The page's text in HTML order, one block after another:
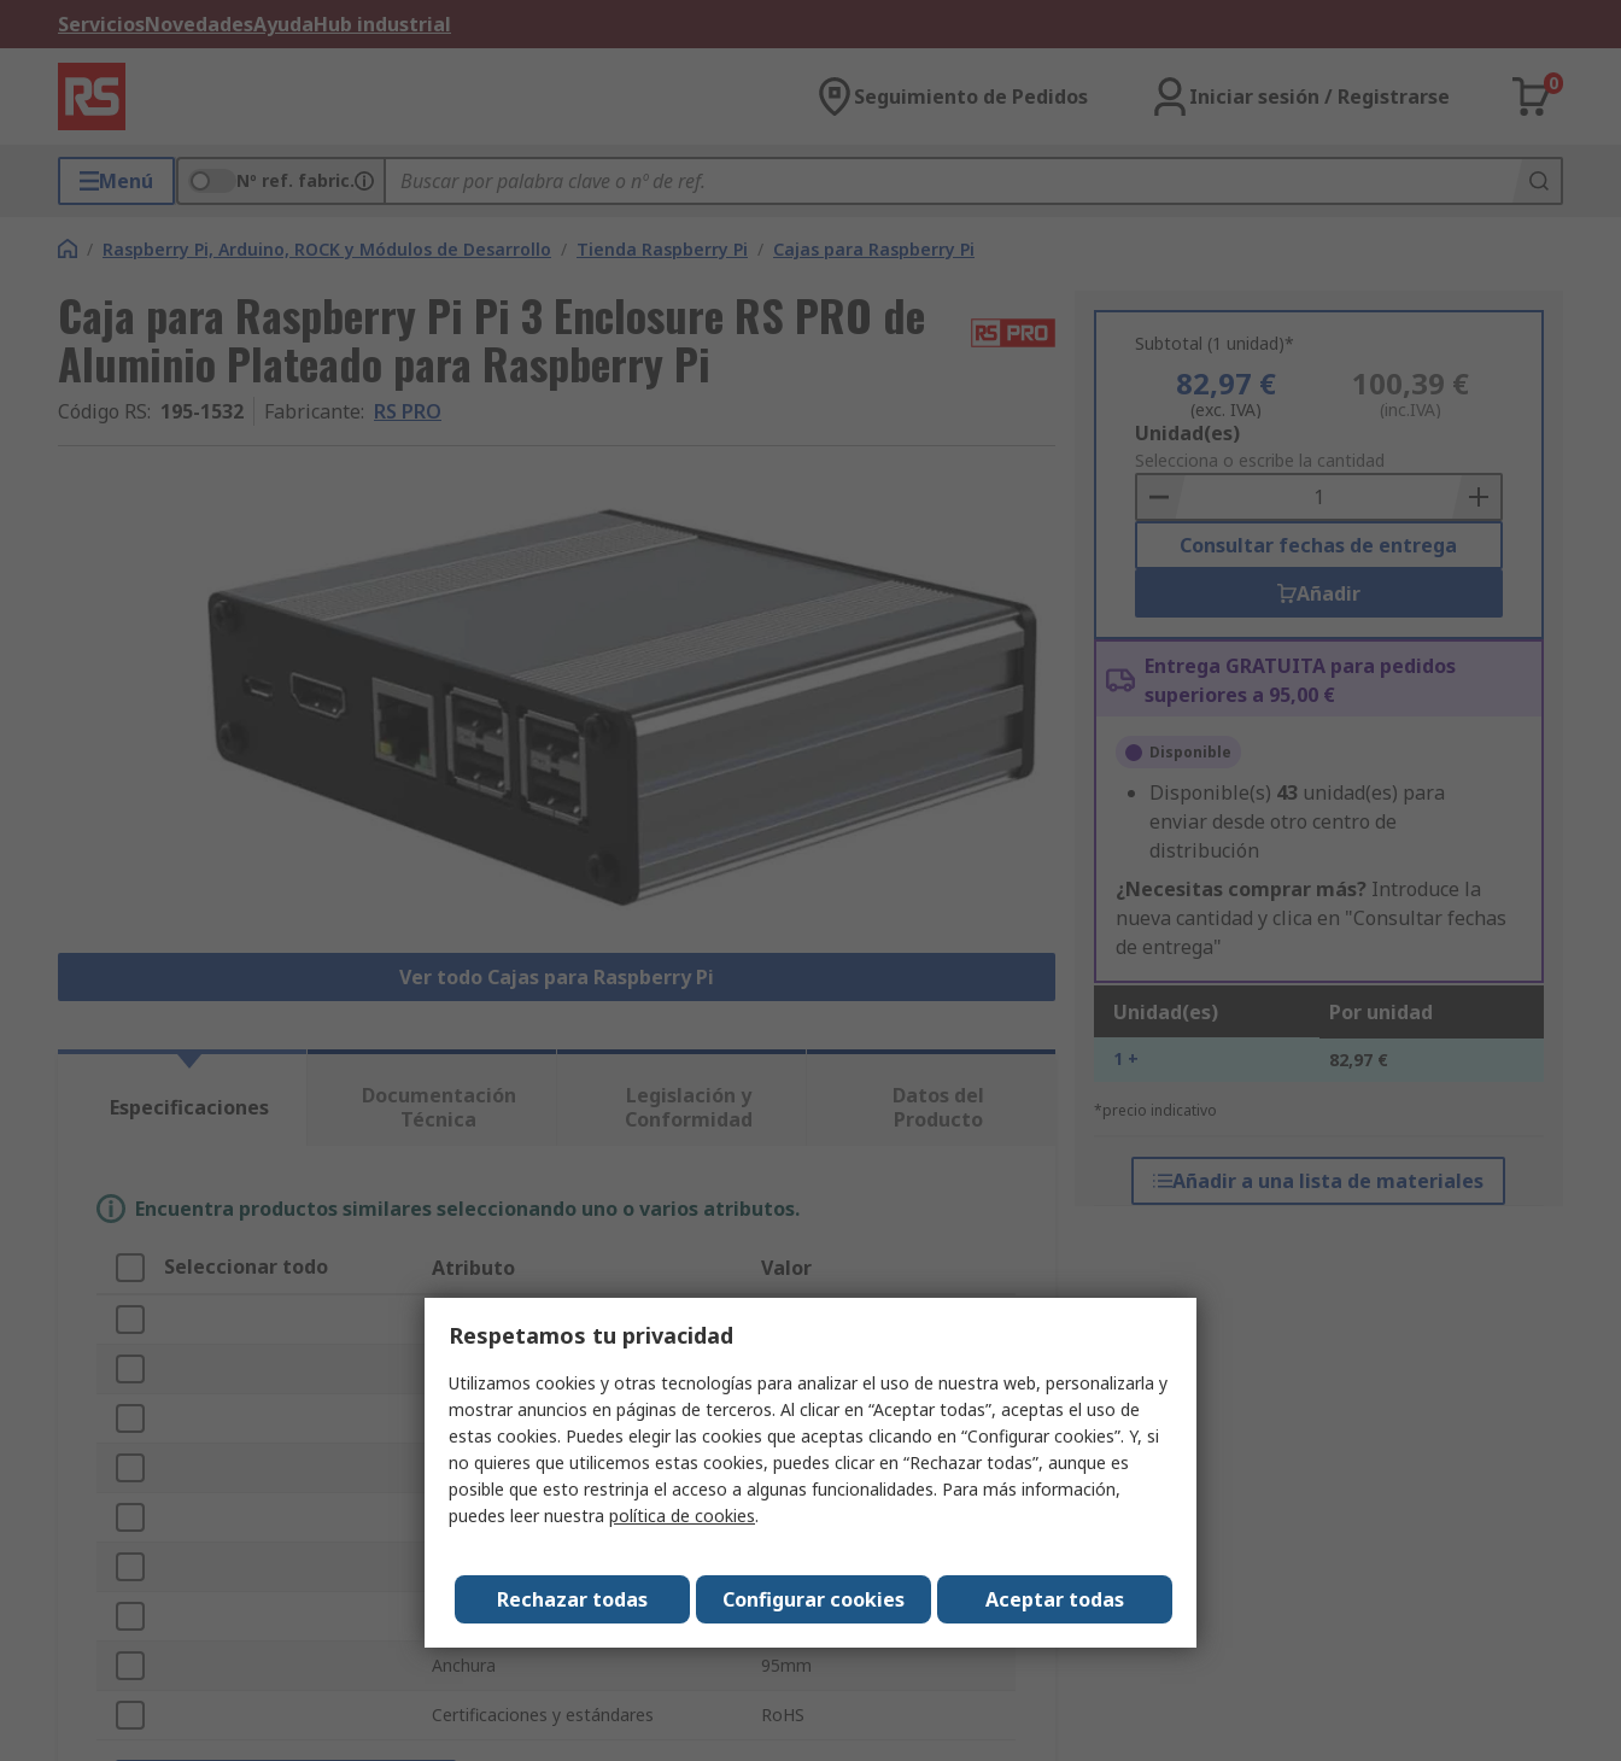
ServiciosNovedadesAyudaHub industrial
Seguimiento de Pedidos Iniciar sesión / Registrarse
0
Menú Nº ref. fabric.
/ Raspberry Pi, Arduino, ROCK y Módulos de Desarrollo / Tienda Raspberry Pi / Cajas para Raspberry Pi
Caja para Raspberry Pi Pi 3 Enclosure RS PRO de
Aluminio Plateado para Raspberry Pi
Código RS: 195-1532 Fabricante: RS PRO
Ver todo Cajas para Raspberry Pi
Subtotal (1 unidad)*
82,97 €
(exc. IVA)
100,39 €
(inc.IVA)
Add
to
Basket
Unidad(es)
Selecciona o escribe la cantidad
Consultar fechas de entrega
Añadir
Entrega GRATUITA para pedidos
superiores a 95,00 €
Disponible
Disponible(s) 43 unidad(es) para
enviar desde otro centro de
distribución
¿Necesitas comprar más? Introduce la
nueva cantidad y clica en "Consultar fechas
de entrega"
Unidad(es) Por unidad
1 + 82,97 €
*precio indicativo
Añadir a una lista de materiales
Especificaciones
Documentación
Técnica
Legislación y
Conformidad
Datos del
Producto
Encuentra productos similares seleccionando uno o varios atributos.
Seleccionar todo Atributo Valor
Tipo de producto Caja para Raspberry Pi
Serie Pi 3 Enclosure
Color
Altura 37mm
Anchura 95mm
Certificaciones y estándares RoHS
Respetamos tu privacidad
Utilizamos cookies y otras tecnologías para analizar el uso de nuestra web, personalizarla y
mostrar anuncios en páginas de terceros. Al clicar en “Aceptar todas”, aceptas el uso de
estas cookies. Puedes elegir las cookies que aceptas clicando en “Configurar cookies”. Y, si
no quieres que utilicemos estas cookies, puedes clicar en “Rechazar todas”, aunque es
posible que esto restrinja el acceso a algunas funcionalidades. Para más información,
puedes leer nuestra política de cookies.
Aceptar todas
Configurar cookies
Rechazar todas